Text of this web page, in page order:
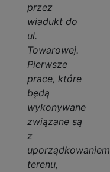
przez
wiadukt do
ul.
Towarowej.
Pierwsze
prace, które
będą
wykonywane
związane są
z
uporządkowaniem
terenu,